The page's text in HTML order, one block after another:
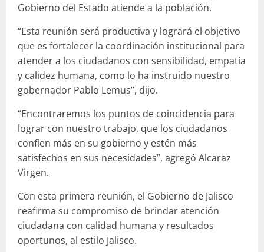
Gobierno del Estado atiende a la población.
“Esta reunión será productiva y logrará el objetivo
que es fortalecer la coordinación institucional para
atender a los ciudadanos con sensibilidad, empatía
y calidez humana, como lo ha instruido nuestro
gobernador Pablo Lemus”, dijo.
“Encontraremos los puntos de coincidencia para
lograr con nuestro trabajo, que los ciudadanos
confíen más en su gobierno y estén más
satisfechos en sus necesidades”, agregó Alcaraz
Virgen.
Con esta primera reunión, el Gobierno de Jalisco
reafirma su compromiso de brindar atención
ciudadana con calidad humana y resultados
oportunos, al estilo Jalisco.